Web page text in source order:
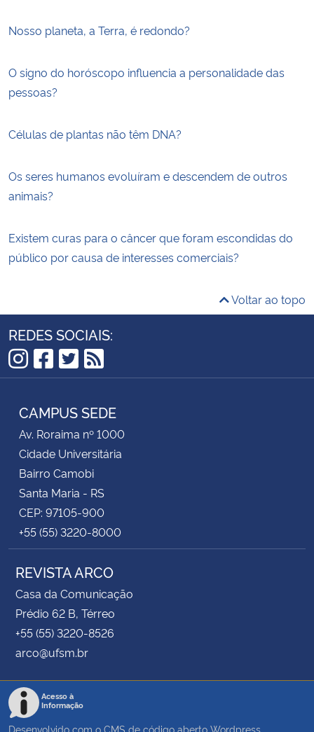
Nosso planeta, a Terra, é redondo?
O signo do horóscopo influencia a personalidade das
pessoas?
Células de plantas não têm DNA?
Os seres humanos evoluíram e descendem de outros
animais?
Existem curas para o câncer que foram escondidas do
público por causa de interesses comerciais?
Voltar ao topo
REDES SOCIAIS:
Instagram
Facebook
Twitter
RSS
CAMPUS SEDE
Av. Roraima nº 1000
Cidade Universitária
Bairro Camobi
Santa Maria - RS
CEP: 97105-900
+55 (55) 3220-8000
REVISTA ARCO
Casa da Comunicação
Prédio 62 B, Térreo
+55 (55) 3220-8526
arco@ufsm.br
Acesso à
Informação
Desenvolvido com o CMS de código aberto Wordpress